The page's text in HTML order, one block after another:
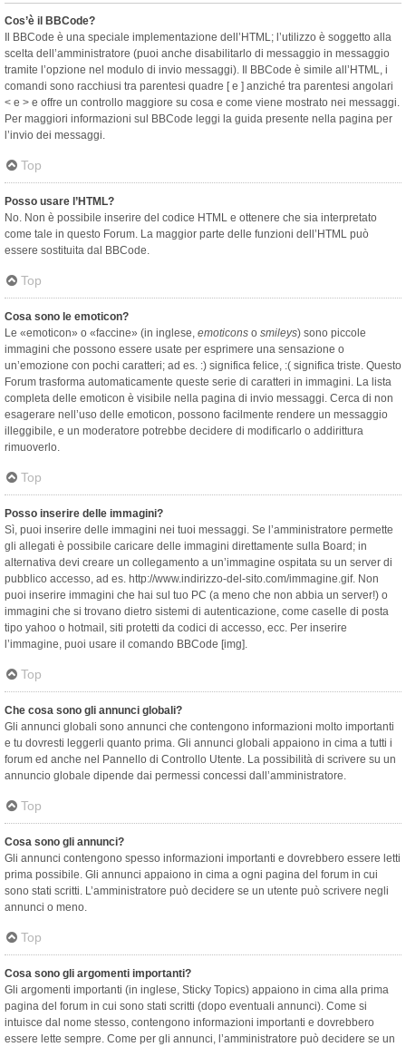
Cos’è il BBCode?
Il BBCode è una speciale implementazione dell’HTML; l’utilizzo è soggetto alla
scelta dell’amministratore (puoi anche disabilitarlo di messaggio in messaggio
tramite l’opzione nel modulo di invio messaggi). Il BBCode è simile all’HTML, i
comandi sono racchiusi tra parentesi quadre [ e ] anziché tra parentesi angolari
< e > e offre un controllo maggiore su cosa e come viene mostrato nei messaggi.
Per maggiori informazioni sul BBCode leggi la guida presente nella pagina per
l’invio dei messaggi.
Top
Posso usare l’HTML?
No. Non è possibile inserire del codice HTML e ottenere che sia interpretato
come tale in questo Forum. La maggior parte delle funzioni dell’HTML può
essere sostituita dal BBCode.
Top
Cosa sono le emoticon?
Le «emoticon» o «faccine» (in inglese, emoticons o smileys) sono piccole
immagini che possono essere usate per esprimere una sensazione o
un’emozione con pochi caratteri; ad es. :) significa felice, :( significa triste. Questo
Forum trasforma automaticamente queste serie di caratteri in immagini. La lista
completa delle emoticon è visibile nella pagina di invio messaggi. Cerca di non
esagerare nell’uso delle emoticon, possono facilmente rendere un messaggio
illeggibile, e un moderatore potrebbe decidere di modificarlo o addirittura
rimuoverlo.
Top
Posso inserire delle immagini?
Sì, puoi inserire delle immagini nei tuoi messaggi. Se l’amministratore permette
gli allegati è possibile caricare delle immagini direttamente sulla Board; in
alternativa devi creare un collegamento a un’immagine ospitata su un server di
pubblico accesso, ad es. http://www.indirizzo-del-sito.com/immagine.gif. Non
puoi inserire immagini che hai sul tuo PC (a meno che non abbia un server!) o
immagini che si trovano dietro sistemi di autenticazione, come caselle di posta
tipo yahoo o hotmail, siti protetti da codici di accesso, ecc. Per inserire
l’immagine, puoi usare il comando BBCode [img].
Top
Che cosa sono gli annunci globali?
Gli annunci globali sono annunci che contengono informazioni molto importanti
e tu dovresti leggerli quanto prima. Gli annunci globali appaiono in cima a tutti i
forum ed anche nel Pannello di Controllo Utente. La possibilità di scrivere su un
annuncio globale dipende dai permessi concessi dall’amministratore.
Top
Cosa sono gli annunci?
Gli annunci contengono spesso informazioni importanti e dovrebbero essere letti
prima possibile. Gli annunci appaiono in cima a ogni pagina del forum in cui
sono stati scritti. L’amministratore può decidere se un utente può scrivere negli
annunci o meno.
Top
Cosa sono gli argomenti importanti?
Gli argomenti importanti (in inglese, Sticky Topics) appaiono in cima alla prima
pagina del forum in cui sono stati scritti (dopo eventuali annunci). Come si
intuisce dal nome stesso, contengono informazioni importanti e dovrebbero
essere lette sempre. Come per gli annunci, l’amministratore può decidere se un